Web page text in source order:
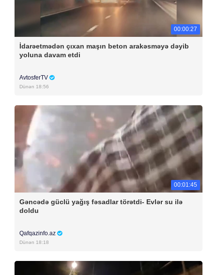
00:00:27
İdarəetmədən çıxan maşın beton arakəsməyə dəyib
yoluna davam etdi
AvtosferTV
Dünən 18:56
00:01:45
Gəncədə güclü yağış fəsadlar törətdi- Evlər su ilə
doldu
Qafqazinfo.az
Dünən 18:18